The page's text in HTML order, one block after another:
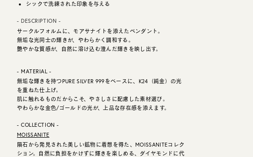
シックで洗練された印象を与える
- DESCRIPTION -
サークルフォルムに、モアサナイトを添えたペンダント。
無垢な光同士の輝きが、やわらかく調和する。
艶やかな質感が、自然に溶け込む澄んだ輝きを映し出す。
- MATERIAL -
無垢な輝きを持つPURE SILVER 999をベースに、K24（純金）の光
を重ねた仕上げ。
肌に触れるものだからこそ、やさしさに配慮した素材選び。
やわらかな金色/ゴールドの光が、上品な存在感を添えます。
- COLLECTION -
MOISSANITE
隕石から発見された美しい鉱物に着想を得た、MOISSANITEコレク
ション。自然に負担をかけずに輝きを楽しめる、ダイヤモンドに代